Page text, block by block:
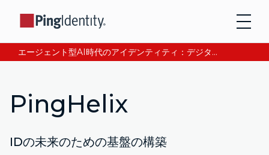
エージェント型AI時代のアイデンティティ：デジタル信頼の獲得と検証について、CEOアンドレ・デュランが語る。今すぐ読む。
PingHelix
IDの未来のための基盤の構築